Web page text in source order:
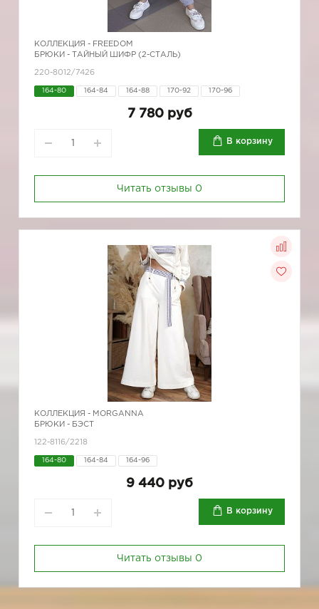
КОЛЛЕКЦИЯ - FREEDOM
БРЮКИ - ТАЙНЫЙ ШИФР (2-СТАЛЬ)
220-8012/7426
164-80 164-84 164-88 170-92 170-96
7 780 руб
В корзину
Читать отзывы 0
КОЛЛЕКЦИЯ - MORGANNA
БРЮКИ - БЭСТ
122-8116/2218
164-80 164-84 164-96
9 440 руб
В корзину
Читать отзывы 0